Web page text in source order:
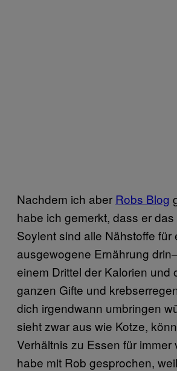
Nachdem ich aber Robs Blog
habe ich gemerkt, dass er
Soylent sind alle Nähstoffe für
ausgewogene Ernährung
einem Drittel der Kalorien und
ganzen Gifte und
dich irgendwann umbringen
sieht zwar aus wie Kotze,
Verhältnis zu Essen für immer
habe mit Rob gesprochen,